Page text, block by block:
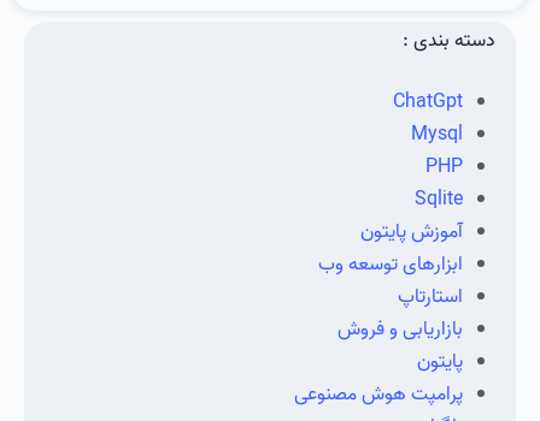
دسته بندی :
ChatGpt
Mysql
PHP
Sqlite
آموزش پایتون
ابزارهای توسعه وب
استارتاپ
بازاریابی و فروش
پایتون
پرامپت هوش مصنوعی